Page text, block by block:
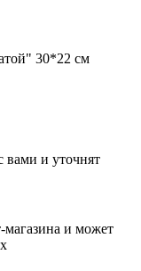
30*22 см
вами и уточнят
магазина и может